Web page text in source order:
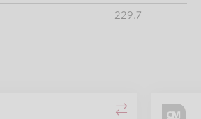
229.7